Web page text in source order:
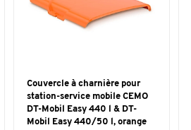
Couvercle à charnière pour
station-service mobile CEMO
DT-Mobil Easy 440 l & DT-
Mobil Easy 440/50 l, orange